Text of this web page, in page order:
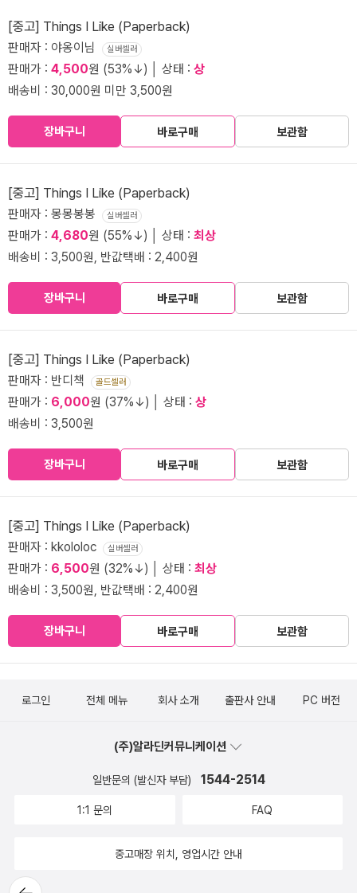
[중고] Things I Like (Paperback)
판매자 : 야옹이님 실버셀러
판매가 : 4,500원 (53%↓) │ 상태 : 상
배송비 : 30,000원 미만 3,500원
장바구니 바로구매 보관함
[중고] Things I Like (Paperback)
판매자 : 몽몽봉봉 실버셀러
판매가 : 4,680원 (55%↓) │ 상태 : 최상
배송비 : 3,500원, 반값택배 : 2,400원
장바구니 바로구매 보관함
[중고] Things I Like (Paperback)
판매자 : 반디책 골드셀러
판매가 : 6,000원 (37%↓) │ 상태 : 상
배송비 : 3,500원
장바구니 바로구매 보관함
[중고] Things I Like (Paperback)
판매자 : kkololoc 실버셀러
판매가 : 6,500원 (32%↓) │ 상태 : 최상
배송비 : 3,500원, 반값택배 : 2,400원
장바구니 바로구매 보관함
뒤로가
로그인 전체 메뉴 회사 소개 출판사 안내 PC 버전
(주)알라딘커뮤니케이션
일반문의 (발신자 부담) 1544-2514
1:1 문의 FAQ
중고매장 위치, 영업시간 안내